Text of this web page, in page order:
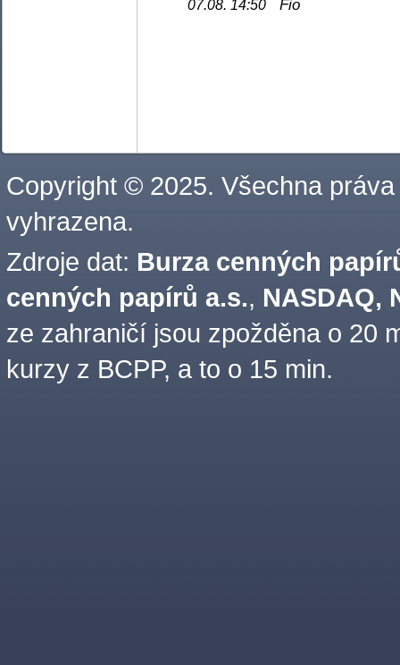
07.08. 14:50 Fio
Copyright © 2025. Všechna práva
vyhrazena.
Zdroje dat: Burza cenných
cenných papírů a.s., NASDAQ,
ze zahraničí jsou zpožděna o 20
kurzy z BCPP, a to o 15 min.